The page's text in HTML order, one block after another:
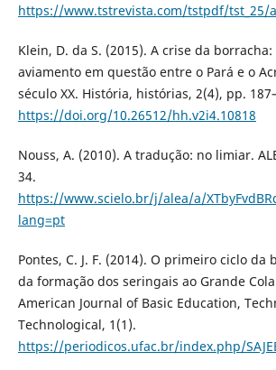
https://www.tstrevista.com/tstpdf/tst_25/
Klein, D. da S. (2015). A crise da
aviamento em questão entre o Pará e o
século XX. História, histórias, 2(4), pp.
https://doi.org/10.26512/hh.v2i4.10818
Nouss, A. (2010). A tradução: no limiar.
34.
https://www.scielo.br/j/alea/a/
lang=pt
Pontes, C. J. F. (2014). O primeiro ciclo da
da formação dos seringais ao Grande
American Journal of Basic Education,
Technological, 1(1).
https://periodicos.ufac.br/index.php/